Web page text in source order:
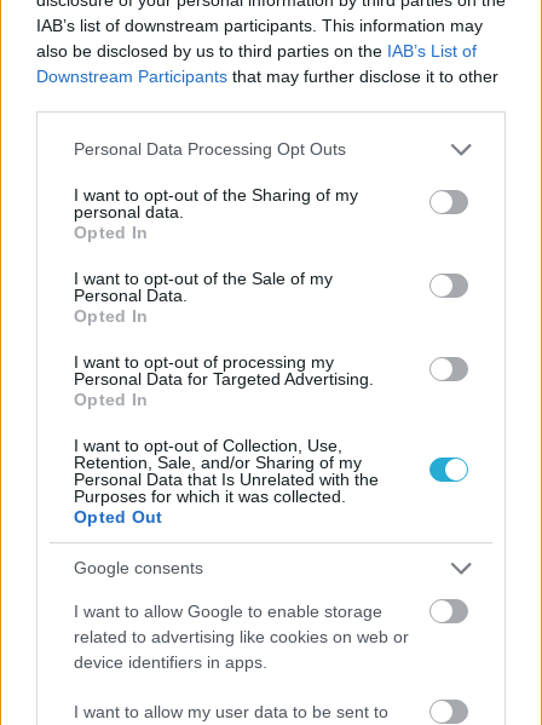
IAB’s list of downstream participants. This information may
also be disclosed by us to third parties on the IAB’s List of
Downstream Participants that may further disclose it to other
Please note that this website/app uses one or more Google
not limited to your visit or usage behaviour. You may click to
grant or deny consent to Google and its third-party tags to
use your data for below specified purposes in below Google
consent section.
Personal Data Processing Opt Outs
I want to opt-out of the Sharing of my
personal data.
Opted In
I want to opt-out of the Sale of my
Personal Data.
Opted In
I want to opt-out of processing my
Personal Data for Targeted Advertising.
Opted In
I want to opt-out of Collection, Use,
Retention, Sale, and/or Sharing of my
Personal Data that Is Unrelated with the
Purposes for which it was collected.
Opted Out
Google consents
I want to allow Google to enable storage
related to advertising like cookies on web or
device identifiers in apps.
I want to allow my user data to be sent to
Α1 ΓΥΝΑΙΚΩΝ
Η Καλαπόδα, «μία φίλη απ’ τα παλιά», ορθώνει
το ανάστημά της ξανά στη Σαντορίνη